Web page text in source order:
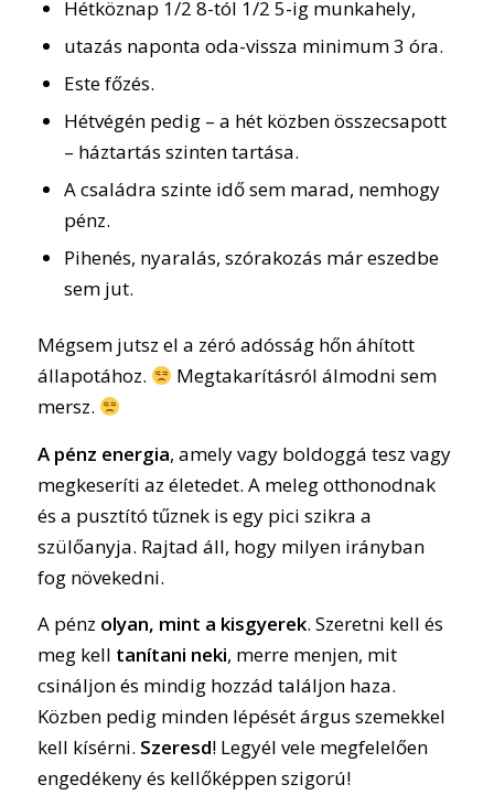
Hétköznap 1/2 8-tól 1/2 5-ig munkahely,
utazás naponta oda-vissza minimum 3 óra.
Este főzés.
Hétvégén pedig – a hét közben összecsapott
– háztartás szinten tartása.
A családra szinte idő sem marad, nemhogy
pénz.
Pihenés, nyaralás, szórakozás már eszedbe
sem jut.
Mégsem jutsz el a zéró adósság hőn áhított
állapotához.
Megtakarításról álmodni sem
mersz.
A pénz energia, amely vagy boldoggá tesz vagy
megkeseríti az életedet. A meleg otthonodnak
és a pusztító tűznek is egy pici szikra a
szülőanyja. Rajtad áll, hogy milyen irányban
fog növekedni.
A pénz olyan, mint a kisgyerek. Szeretni kell és
meg kell tanítani neki, merre menjen, mit
csináljon és mindig hozzád találjon haza.
Közben pedig minden lépését árgus szemekkel
kell kísérni. Szeresd! Legyél vele megfelelően
engedékeny és kellőképpen szigorú!